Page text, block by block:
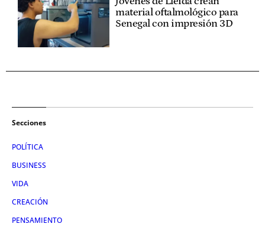
material oftalmológico para
Senegal con impresión 3D
Secciones
POLÍTICA
BUSINESS
VIDA
CREACIÓN
PENSAMIENTO